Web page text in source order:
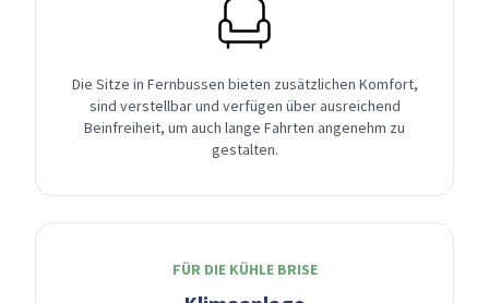
Die Sitze in Fernbussen bieten zusätzlichen Komfort,
sind verstellbar und verfügen über ausreichend
Beinfreiheit, um auch lange Fahrten angenehm zu
gestalten.
FÜR DIE KÜHLE BRISE